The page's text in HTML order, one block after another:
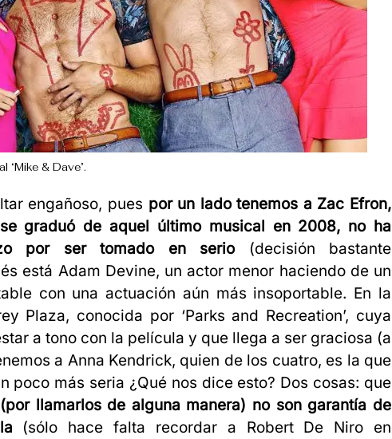
‘Mike & Dave’.
engañoso, pues por un lado tenemos a Zac Efron,
graduó de aquel último musical en 2008, no ha
por ser tomado en serio(decisión bastante
está Adam Devine, un actor menor haciendo de un
con una actuación aún más insoportable. En la
Plaza, conocida por ‘Parks and Recreation’, cuya
a tono con la película y que llega a ser graciosa (a
a Anna Kendrick, quien de los cuatro, es la que
poco más seria ¿Qué nos dice esto? Dos cosas: que
llamarlos de alguna manera) no son garantía de
(sólo hace falta recordar a Robert De Niro en